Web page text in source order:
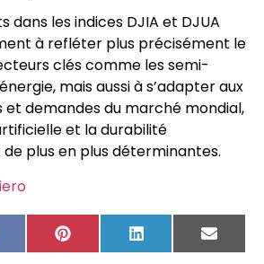
dans les indices DJIA et DJUA
à refléter plus précisément le
clés comme les semi-
mais aussi à s’adapter aux
et demandes du marché mondial,
et la durabilité
plus en plus déterminantes.
Pinterest LinkedIn Email